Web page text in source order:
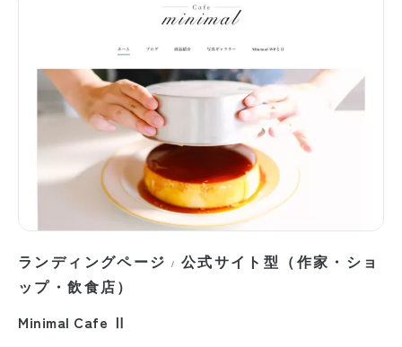
ランディングページ / 公式サイト型（作家・ショ
ップ・飲食店）
Minimal Cafe Ⅱ